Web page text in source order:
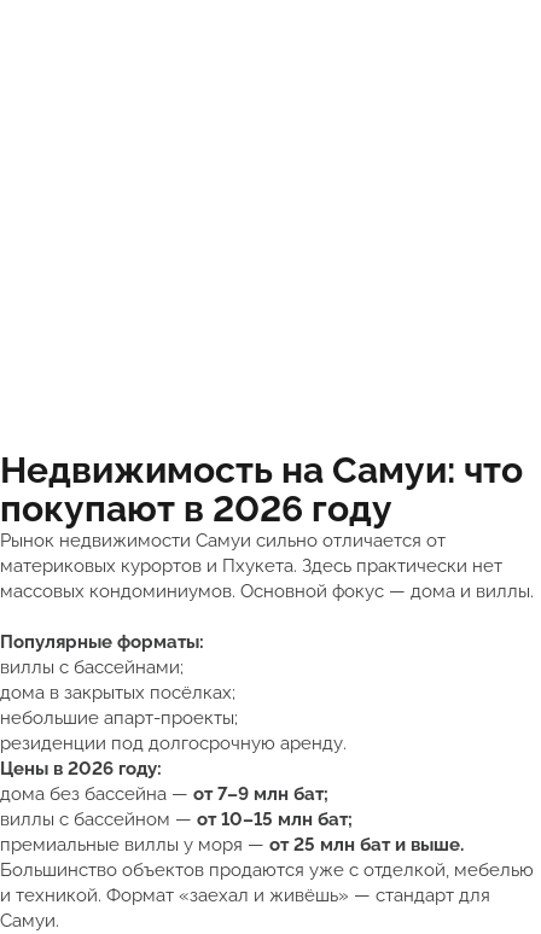
Недвижимость на Самуи: что
покупают в 2026 году
Рынок недвижимости Самуи сильно отличается от
материковых курортов и Пхукета. Здесь практически нет
массовых кондоминиумов. Основной фокус — дома и виллы.
Популярные форматы:
виллы с бассейнами;
дома в закрытых посёлках;
небольшие апарт-проекты;
резиденции под долгосрочную аренду.
Цены в 2026 году:
дома без бассейна — от 7–9 млн бат;
виллы с бассейном — от 10–15 млн бат;
премиальные виллы у моря — от 25 млн бат и выше.
Большинство объектов продаются уже с отделкой, мебелью
и техникой. Формат «заехал и живёшь» — стандарт для
Самуи.